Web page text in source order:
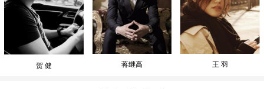
贺 健 蒋继高 王 羽